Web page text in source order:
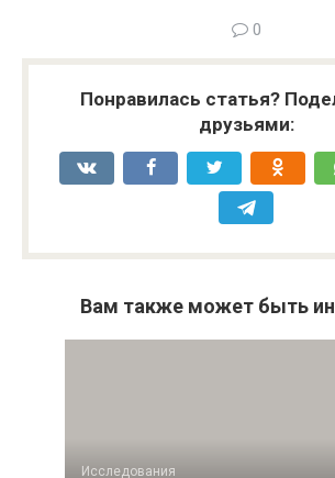
0
Понравилась статья?
друзьями:
Вам также может быть
Исследования